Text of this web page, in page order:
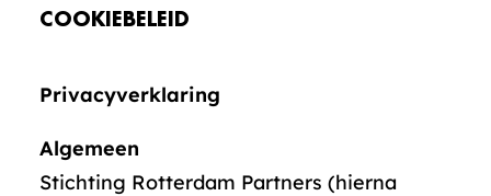
COOKIEBELEID
Privacyverklaring
Algemeen
Stichting Rotterdam Partners (hierna